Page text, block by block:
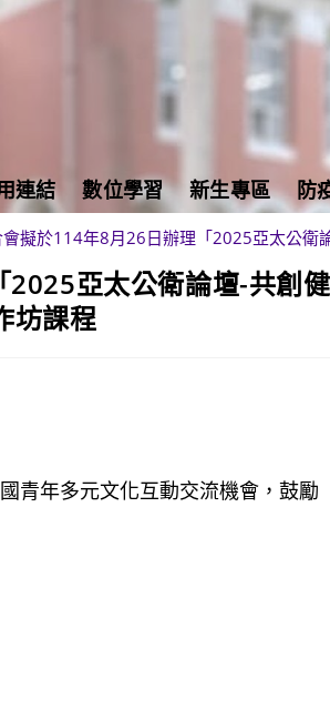
連結 數位學習 新生專區 防
擬於114年8月26日辦理「2025亞太公
亞太公衛論壇-共創健
坊課程
青年多元文化互動交流機會，鼓勵